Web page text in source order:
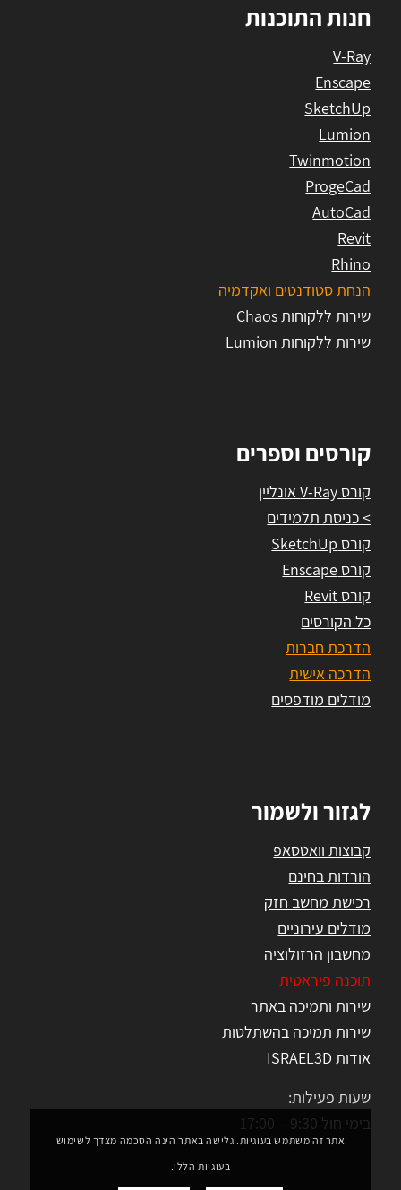
חנות התוכנות
V-Ray
Enscape
SketchUp
Lumion
Twinmotion
ProgeCad
AutoCad
Revit
Rhino
הנחת סטודנטים ואקדמיה
שירות ללקוחות Chaos
שירות ללקוחות Lumion
קורסים וספרים
קורס V-Ray אונליין
> כניסת תלמידים
קורס SketchUp
קורס Enscape
קורס Revit
כל הקורסים
הדרכת חברות
הדרכה אישית
מודלים מודפסים
לגזור ולשמור
קבוצות וואטסאפ
הורדות בחינם
רכישת מחשב חזק
מודלים עירוניים
מחשבון הרזולוציה
תוכנה פיראטית
שירות ותמיכה באתר
שירות תמיכה בהשתלטות
אודות ISRAEL3D
שעות פעילות:
בימי חול 9:30 – 17:00
אתר זה משתמש בעוגיות. גלישה באתר הינה הסכמה מצדך לשימוש
בעוגיות הללו.